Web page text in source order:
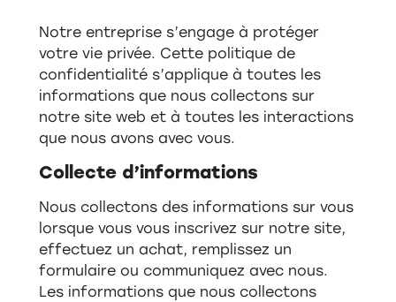
Notre entreprise s’engage à protéger
votre vie privée. Cette politique de
confidentialité s’applique à toutes les
informations que nous collectons sur
notre site web et à toutes les interactions
que nous avons avec vous.
Collecte d’informations
Nous collectons des informations sur vous
lorsque vous vous inscrivez sur notre site,
effectuez un achat, remplissez un
formulaire ou communiquez avec nous.
Les informations que nous collectons